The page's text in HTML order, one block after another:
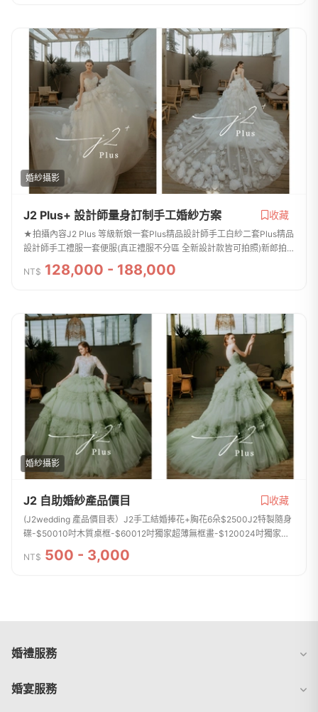
婚紗攝影
J2 Plus+ 設計師量身訂制手工婚紗方案 收藏
★拍攝內容J2 Plus 等級新娘一套Plus精品設計師手工白紗二套Plus精品
設計師手工禮服一套便服(真正禮服不分區 全新設計款皆可拍照)新郎拍
攝西服提供二套(提供背心及特殊款)整體造型全程跟拍服務免費提供安瓶
/ 拍攝道...
NT$ 128,000 - 188,000
婚紗攝影
J2 自助婚紗產品價目 收藏
(J2wedding 產品價目表）J2手工結婚捧花+胸花6朵$2500J2特製隨身
碟-$50010吋木質桌框-$60012吋獨家超薄無框畫-$120024吋獨家超
薄無框畫-$250030吋獨家超薄無框畫-$3500QR code直式謝卡+電子
相簿200張$600QR code方型...
NT$ 500 - 3,000
婚禮服務
婚宴服務